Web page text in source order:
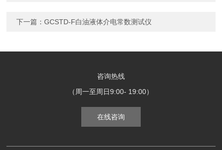
下一篇：GCSTD-F白油液体介电常数测试仪
咨询热线
（周一至周日9:00- 19:00）
在线咨询